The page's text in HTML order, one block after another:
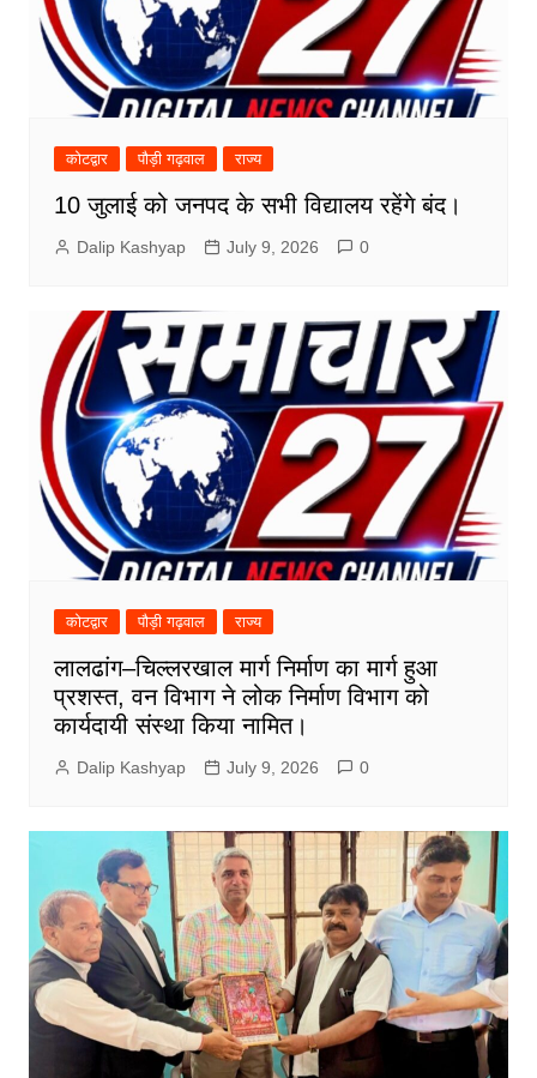
कोटद्वार पौड़ी गढ़वाल राज्य
10 जुलाई को जनपद के सभी विद्यालय रहेंगे बंद।
Dalip Kashyap July 9, 2026 0
कोटद्वार पौड़ी गढ़वाल राज्य
लालढांग–चिल्लरखाल मार्ग निर्माण का मार्ग हुआ
प्रशस्त, वन विभाग ने लोक निर्माण विभाग को
कार्यदायी संस्था किया नामित।
Dalip Kashyap July 9, 2026 0